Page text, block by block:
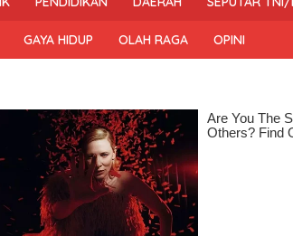
GAYA HIDUP OLAH RAGA OPINI